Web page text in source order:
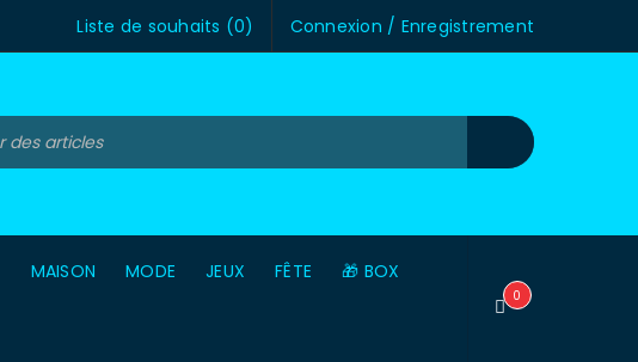
Connexion / Enregistrement
Liste de souhaits (0)
MAISON MODE JEUX FÊTE 🎁 BOX
0